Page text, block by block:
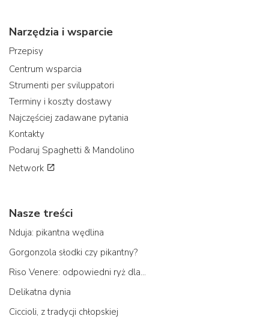
Narzędzia i wsparcie
Przepisy
Centrum wsparcia
Strumenti per sviluppatori
Terminy i koszty dostawy
Najczęściej zadawane pytania
Kontakty
Podaruj Spaghetti & Mandolino
Network
Nasze treści
Nduja: pikantna wędlina
Gorgonzola słodki czy pikantny?
Riso Venere: odpowiedni ryż dla...
Delikatna dynia
Ciccioli, z tradycji chłopskiej